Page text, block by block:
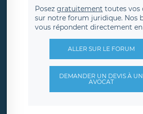
Posez gratuitement toutes vos
sur notre forum juridique. Nos
vous répondent directement
ALLER SUR LE FORUM
DEMANDER UN DEVIS À UN
AVOCAT